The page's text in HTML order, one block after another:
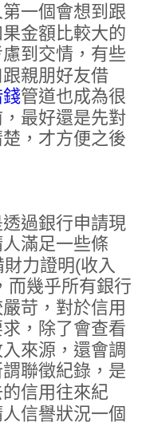
一個會想到跟
金額比較大的
到交情，有些
親朋好友借
管道也成為很
最好還是先對
，才方便之後
過銀行申請現
滿足一些條
力證明(收入
而幾乎所有銀行
苛，對於信用
，除了會查看
來源，還會調
聯徵紀錄，是
信用往來紀
信譽狀況一個